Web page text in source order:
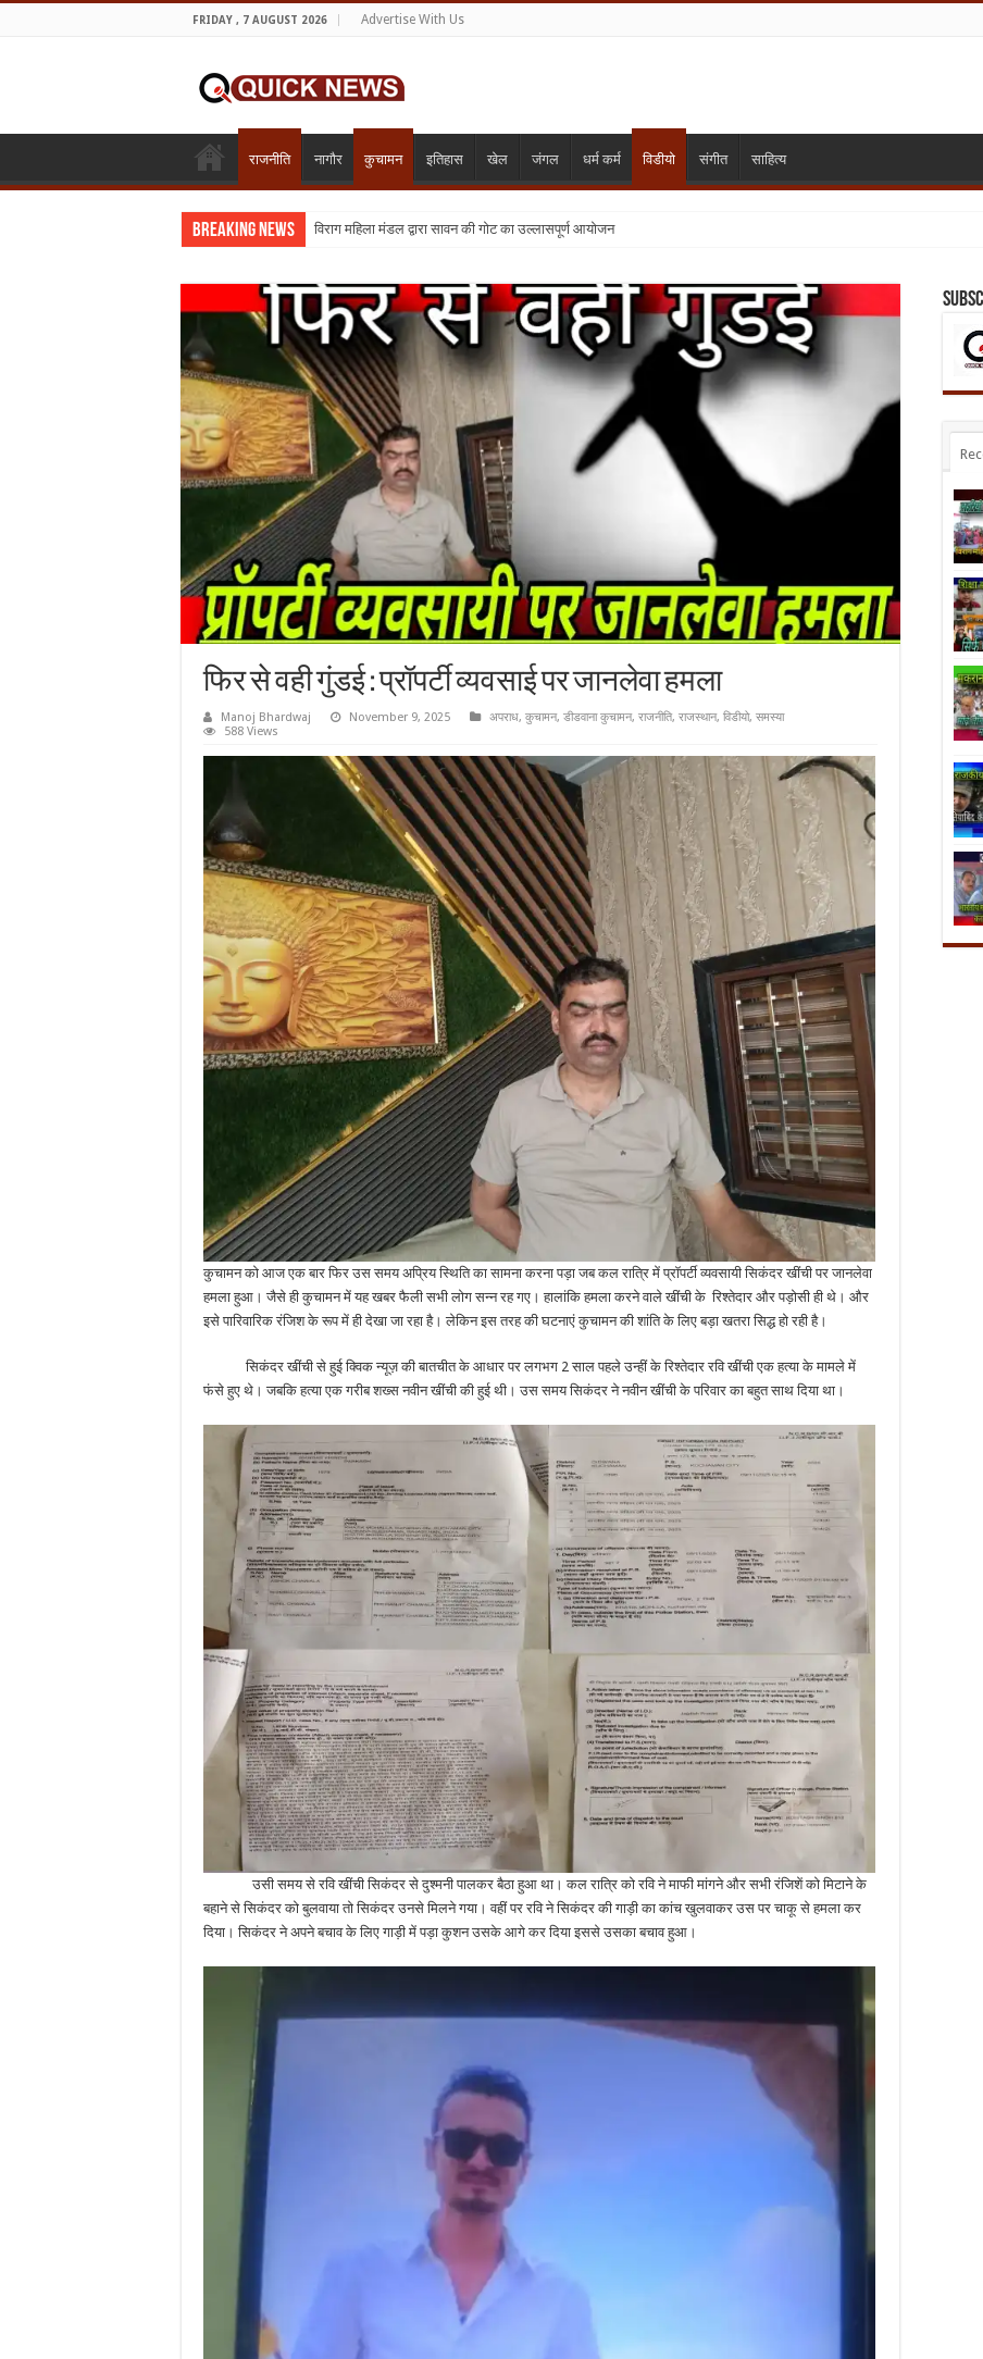
FRIDAY , 7 AUGUST 2026 Advertise With Us
राजनीति नागौर कुचामन इतिहास खेल जंगल धर्म कर्म विडीयो संगीत साहित्य
Breaking News शिक्षा का व्यवसायीकरण क्यों : तो क्या निजी विद्यालय बंद कर दिए जाए
फिर से वही गुंडई : प्रॉपर्टी व्यवसाई पर जानलेवा हमला
Manoj Bhardwaj November 9, 2025 अपराध, कुचामन, डीडवाना कुचामन, राजनीति, राजस्थान, विडीयो, समस्या
588 Views
कुचामन को आज एक बार फिर उस समय अप्रिय स्थिति का सामना करना पड़ा जब कल रात्रि में प्रॉपर्टी व्यवसायी सिकंदर खींची पर जानलेवा
हमला हुआ। जैसे ही कुचामन में यह खबर फैली सभी लोग सन्न रह गए। हालांकि हमला करने वाले खींची के रिश्तेदार और पड़ोसी ही थे। और
इसे पारिवारिक रंजिश के रूप में ही देखा जा रहा है। लेकिन इस तरह की घटनाएं कुचामन की शांति के लिए बड़ा खतरा सिद्ध हो रही है।
सिकंदर खींची से हुई क्विक न्यूज़ की बातचीत के आधार पर लगभग 2 साल पहले उन्हीं के रिश्तेदार रवि खींची एक हत्या के मामले में
फंसे हुए थे। जबकि हत्या एक गरीब शख्स नवीन खींची की हुई थी। उस समय सिकंदर ने नवीन खींची के परिवार का बहुत साथ दिया था।
उसी समय से रवि खींची सिकंदर से दुश्मनी पालकर बैठा हुआ था। कल रात्रि को रवि ने माफी मांगने और सभी रंजिशें को मिटाने के
बहाने से सिकंदर को बुलवाया तो सिकंदर उनसे मिलने गया। वहीं पर रवि ने सिकंदर की गाड़ी का कांच खुलवाकर उस पर चाकू से हमला कर
दिया। सिकंदर ने अपने बचाव के लिए गाड़ी में पड़ा कुशन उसके आगे कर दिया इससे उसका बचाव हुआ।